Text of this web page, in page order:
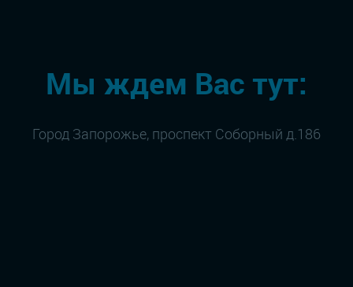
Мы ждем Вас тут:
Город Запорожье, проспект Соборный д.186